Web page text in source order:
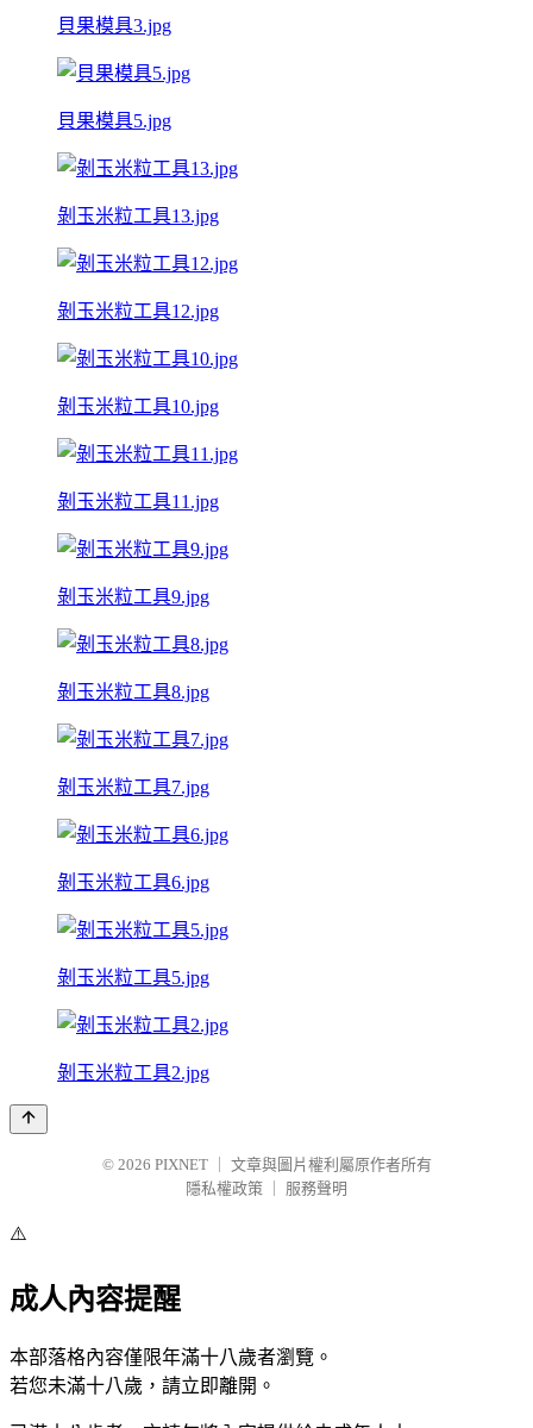
貝果模具3.jpg
貝果模具5.jpg
剝玉米粒工具13.jpg
剝玉米粒工具12.jpg
剝玉米粒工具10.jpg
剝玉米粒工具11.jpg
剝玉米粒工具9.jpg
剝玉米粒工具8.jpg
剝玉米粒工具7.jpg
剝玉米粒工具6.jpg
剝玉米粒工具5.jpg
剝玉米粒工具2.jpg
© 2026 PIXNET
文章與圖片權利屬原作者所有
隱私權政策
服務聲明
⚠️
成人內容提醒
本部落格內容僅限年滿十八歲者瀏覽。
若您未滿十八歲，請立即離開。